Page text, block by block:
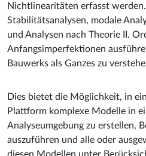
Nichtlinearitäten erfasst
Stabilitätsanalysen, modale
und Analysen nach Theorie II.
Anfangsimperfektionen
Bauwerks als Ganzes zu
Dies bietet die Möglichkeit, in
Plattform komplexe Modelle in
Analyseumgebung zu erstellen,
auszuführen und alle oder
diesen Modellen unter